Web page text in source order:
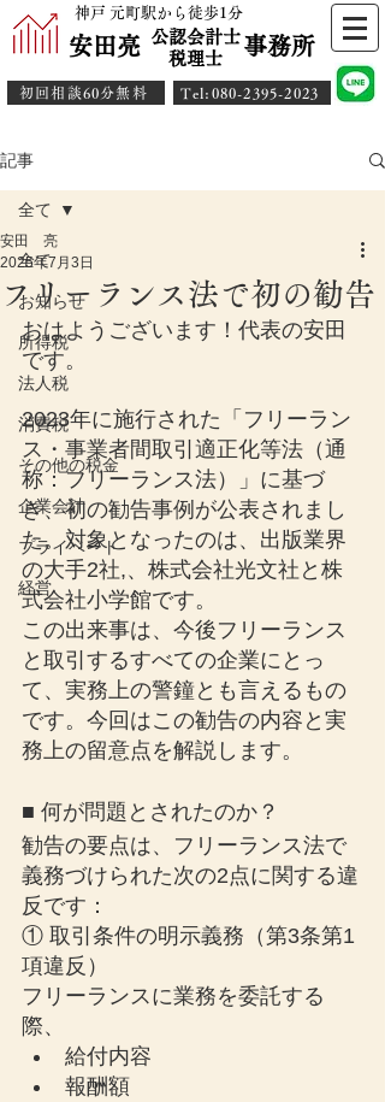
神戸 元町駅から徒歩1分
安田亮 事務所
公認会計士
​税理士
初回相談60分無料 ​Tel:080-2395-2023
記事
全て
お知らせ
所得税
法人税
消費税
その他の税金
企業会計
プライベート
経営
全て
フリーランス法で初の勧告
安田 亮
2025年7月3日
おはようございます！代表の安田
です。
2023年に施行された「フリーラン
ス・事業者間取引適正化等法（通
称：フリーランス法）」に基づ
き、初の勧告事例が公表されまし
た。対象となったのは、出版業界
の大手2社,、株式会社光文社と株
式会社小学館です。
この出来事は、今後フリーランス
と取引するすべての企業にとっ
て、実務上の警鐘とも言えるもの
です。今回はこの勧告の内容と実
務上の留意点を解説します。
■ 何が問題とされたのか？
勧告の要点は、フリーランス法で
義務づけられた次の2点に関する違
反です：
① 取引条件の明示義務（第3条第1
項違反）
フリーランスに業務を委託する
際、
給付内容
報酬額